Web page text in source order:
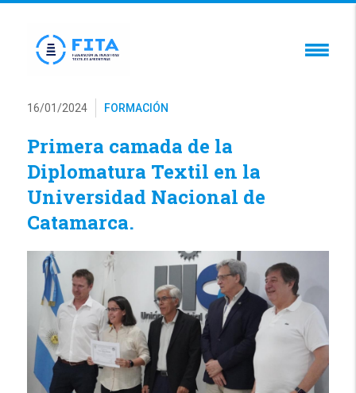
16/01/2024 FORMACIÓN
Primera camada de la
Diplomatura Textil en la
Universidad Nacional de
Catamarca.